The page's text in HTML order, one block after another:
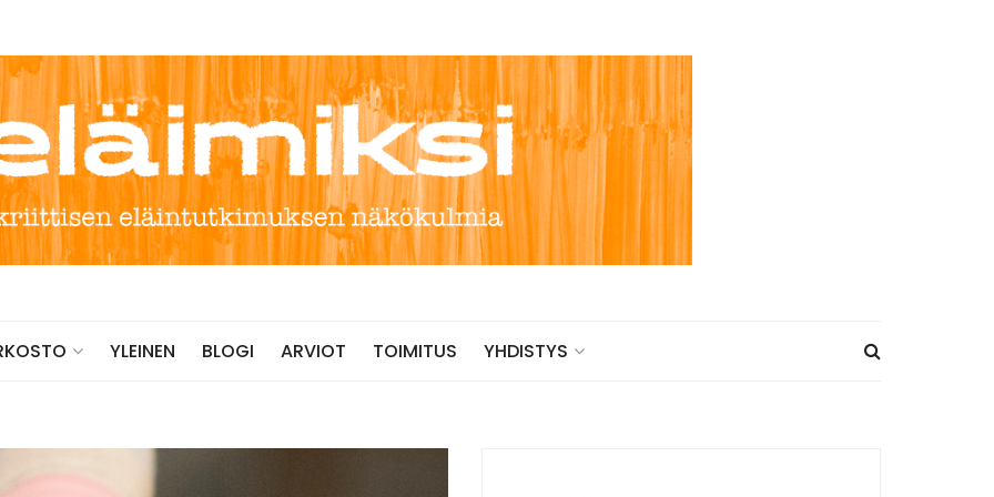
YLEINEN BLOGI ARVIOT TOIMITUS YHDISTYS